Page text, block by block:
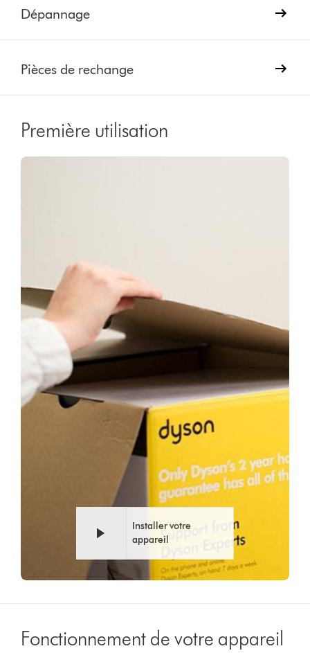
Dépannage
Pièces de rechange
Première utilisation
Video
Transcript
Afficher
la
transcription
de
Installer votre
appareil
Fonctionnement de votre appareil